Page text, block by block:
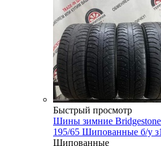
Быстрый просмотр
Шины зимние Bridgestone
195/65 Шипованные б/у
Шипованные